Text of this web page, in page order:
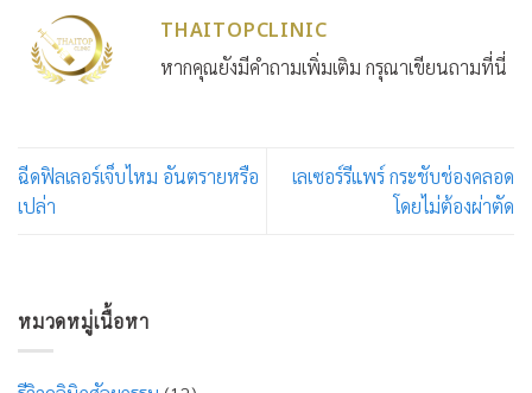
THAITOPCLINIC
หากคุณยังมีคำถามเพิ่มเติม กรุณาเขียนถามที่นี่
ฉีดฟิลเลอร์เจ็บไหม อันตรายหรือ
เปล่า
เลเซอร์รีแพร์ กระชับช่องคลอด
โดยไม่ต้องผ่าตัด
หมวดหมู่เนื้อหา